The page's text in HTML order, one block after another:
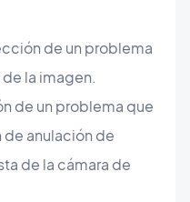
de un problema
la imagen.
de un problema que
anulación de
de la cámara de